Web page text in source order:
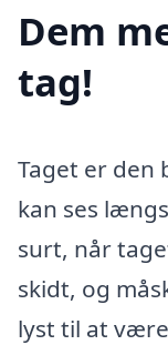
Dem
tag!
Taget er den
kan ses
surt, når
skidt, og
lyst til at